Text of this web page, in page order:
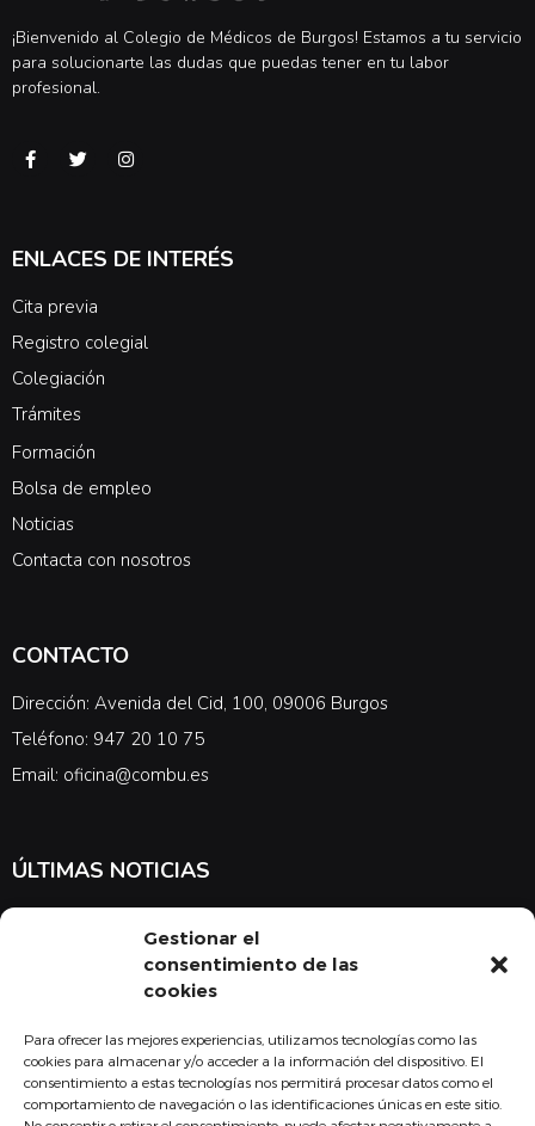
Gestionar el
consentimiento de las
cookies
Para ofrecer las mejores experiencias, utilizamos tecnologías como las
cookies para almacenar y/o acceder a la información del dispositivo. El
consentimiento a estas tecnologías nos permitirá procesar datos como el
comportamiento de navegación o las identificaciones únicas en este sitio.
¡Bienvenido al Colegio de Médicos de Burgos! Estamos a tu servicio
para solucionarte las dudas que puedas tener en tu labor
profesional.
ENLACES DE INTERÉS
Cita previa
Registro colegial
Colegiación
Trámites
Formación
Bolsa de empleo
Noticias
Contacta con nosotros
CONTACTO
Dirección: Avenida del Cid, 100, 09006 Burgos
Teléfono: 947 20 10 75
Email: oficina@combu.es
ÚLTIMAS NOTICIAS
noticias en cuanto a medicina y el COMBU
Acepto la política de privacidad
Suscribirse